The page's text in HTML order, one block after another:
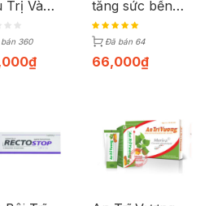
Trị Và
Ngừa
Trĩ | Tuýp
360
₫
tăng sức bền
thành mạch
(Hộp 30 viên)
Đã bán 64
66,000₫